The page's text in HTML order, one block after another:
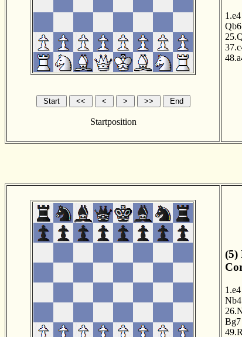
Startposition
1.e4
Qb6
(5)
1.e4
Nb4
Bg7